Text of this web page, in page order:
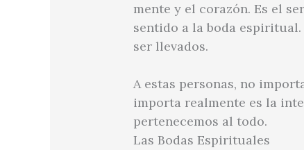
mente y el corazón. Es el
sentido a la boda
ser llevados.
A estas personas, no
importa realmente es la
pertenecemos al todo.
Las Bodas Espirituales